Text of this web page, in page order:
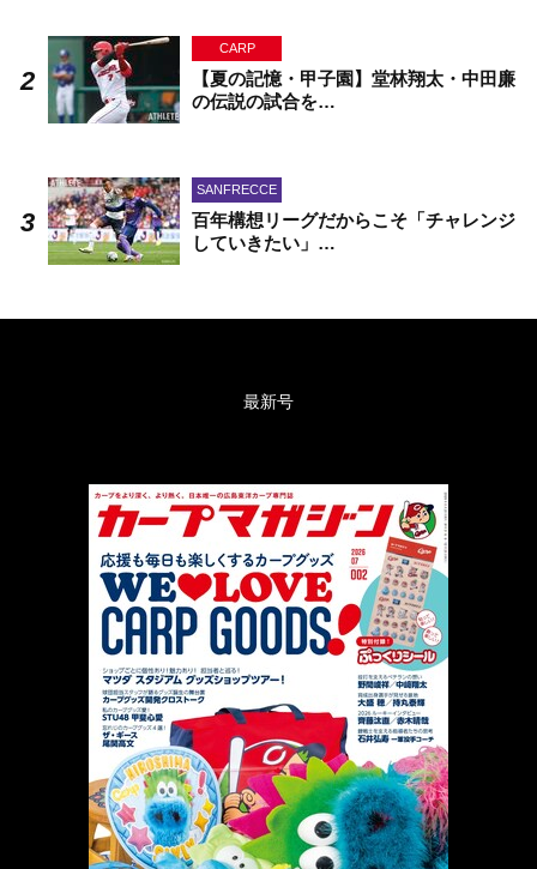
CARP
【夏の記憶・甲子園】堂林翔太・中田廉
の伝説の試合を…
SANFRECCE
百年構想リーグだからこそ「チャレンジ
していきたい」…
最新号